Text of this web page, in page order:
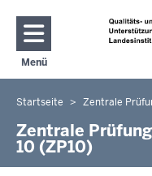
Menü
Navigation aktivieren/
Sie
befinden
sich
hier
Startseite Zentrale
Zentrale
10 (ZP10)